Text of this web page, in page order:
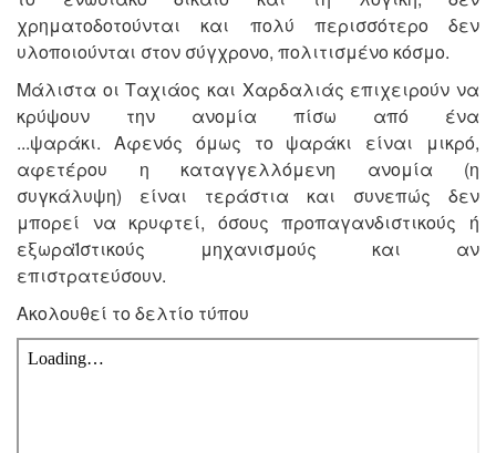
χρηματοδοτούνται και πολύ περισσότερο δεν
υλοποιούνται στον σύγχρονο, πολιτισμένο κόσμο.
Μάλιστα οι Ταχιάος και Χαρδαλιάς επιχειρούν να
κρύψουν την ανομία πίσω από ένα
...ψαράκι. Αφενός όμως το ψαράκι είναι μικρό,
αφετέρου η καταγγελλόμενη ανομία (η
συγκάλυψη) είναι τεράστια και συνεπώς δεν
μπορεί να κρυφτεί, όσους προπαγανδιστικούς ή
εξωραΪστικούς μηχανισμούς και αν
επιστρατεύσουν.
Ακολουθεί το δελτίο τύπου